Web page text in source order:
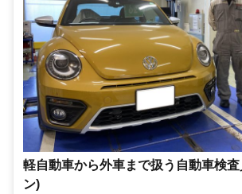
軽自動車から外車まで扱う自動車検
ン)